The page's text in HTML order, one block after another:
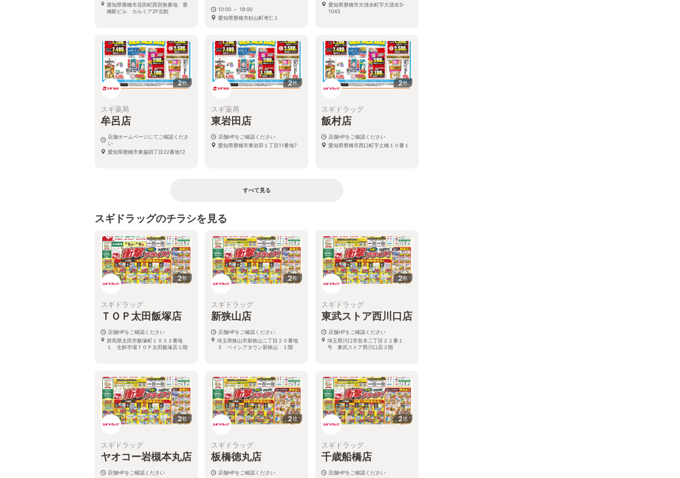
愛知県豊橋市花田町西宿無番地 豊
橋駅ビル カルミア2F北館
10:00 ～ 19:00
愛知県豊橋市杉山町考仁１
愛知県豊橋市大清水町字大清水3-
1043
2枚
スギ薬局
牟呂店
店舗ホームページにてご確認くださ
い
愛知県豊橋市東脇四丁目22番地12
2枚
スギ薬局
東岩田店
店舗HPをご確認ください
愛知県豊橋市東岩田１丁目11番地7
2枚
スギドラッグ
飯村店
店舗HPをご確認ください
愛知県豊橋市西口町字土橋１０番１
すべて見る
スギドラッグのチラシを見る
2枚
スギドラッグ
ＴＯＰ太田飯塚店
店舗HPをご確認ください
群馬県太田市飯塚町１９３３番地
１ 生鮮市場ＴＯＰ太田飯塚店１階
2枚
スギドラッグ
新狭山店
店舗HPをご確認ください
埼玉県狭山市新狭山二丁目２０番地
３ ベイシアタウン新狭山 １階
2枚
スギドラッグ
東武ストア西川口店
店舗HPをご確認ください
埼玉県川口市並木二丁目２２番１
号 東武ストア西川口店２階
2枚
スギドラッグ
ヤオコー岩槻本丸店
店舗HPをご確認ください
2枚
スギドラッグ
板橋徳丸店
店舗HPをご確認ください
2枚
スギドラッグ
千歳船橋店
店舗HPをご確認ください